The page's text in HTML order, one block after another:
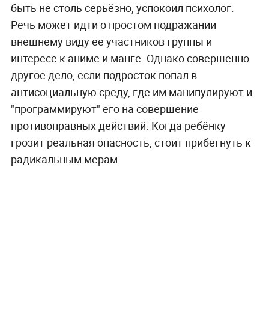
быть не столь серьёзно, успокоил психолог.
Речь может идти о простом подражании
внешнему виду её участников группы и
интересе к аниме и манге. Однако совершенно
другое дело, если подросток попал в
антисоциальную среду, где им манипулируют и
"программируют" его на совершение
противоправных действий. Когда ребёнку
грозит реальная опасность, стоит прибегнуть к
радикальным мерам.